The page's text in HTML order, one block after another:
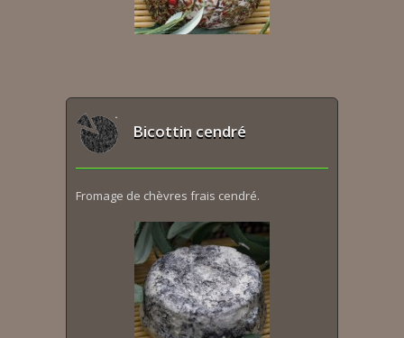
Bicottin cendré
Fromage de chèvres frais cendré.